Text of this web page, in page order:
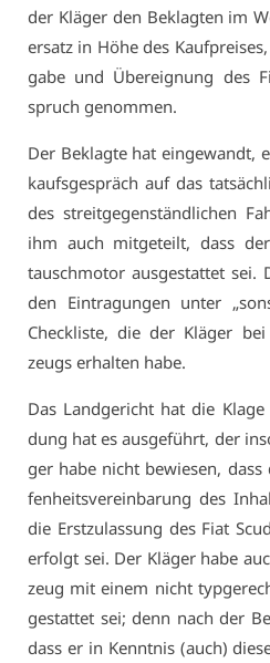
der Klä­ger den Be­klag­ten im
er­satz in Hö­he des
ga­be und Über­eig­nung des
spruch ge­nom­men.
Der Be­klag­te hat ein­ge­wandt,
kaufs­ge­spräch auf das
des streit­ge­gen­ständ­li­chen
ihm auch mit­ge­teilt, dass
tausch­mo­tor aus­ge­stat­tet sei.
den Ein­tra­gun­gen un­ter
Check­lis­te, die der Klä­ger
zeugs er­hal­ten ha­be.
Das Land­ge­richt hat die
dung hat es aus­ge­führt, der
ger ha­be nicht be­wie­sen,
fen­heits­ver­ein­ba­rung des
die Erst­zu­las­sung des Fi­at
er­folgt sei. Der Klä­ger ha­be
zeug mit ei­nem nicht
ge­stat­tet sei; denn nach der
dass er in Kennt­nis (auch)